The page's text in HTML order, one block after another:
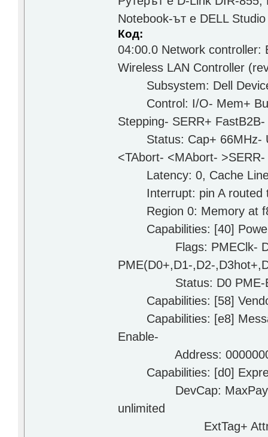
Notebook-ът е DELL
Код:
04:00.0 Network controller:
Wireless LAN Controller
Subsystem: Dell
Control: I/O- Mem+
Stepping- SERR+
Status: Cap+ 66MHz-
<TAbort- <MAbort-
Latency: 0, Cache Line
Interrupt: pin A routed
Region 0: Memory at
Capabilities: [40] Power
Flags: PMEClk- DSI-
PME(D0+,D1-,D2-
Status: D0 PME-
Capabilities: [58]
Capabilities: [e8]
Enable-
Address:
Capabilities: [d0]
DevCap: MaxPayload
unlimited
ExtTag+ AttnBtn-